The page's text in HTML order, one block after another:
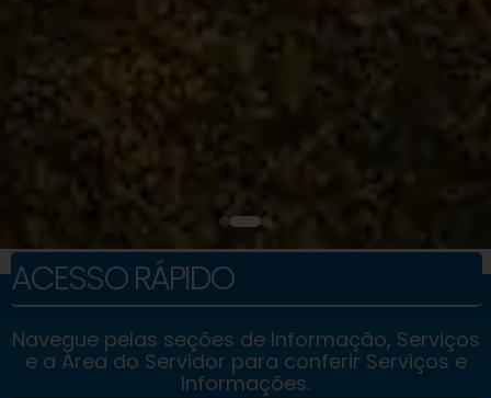
ACESSO RÁPIDO
Navegue pelas seções de Informação, Serviços
e a Área do Servidor para conferir Serviços e
Informações.